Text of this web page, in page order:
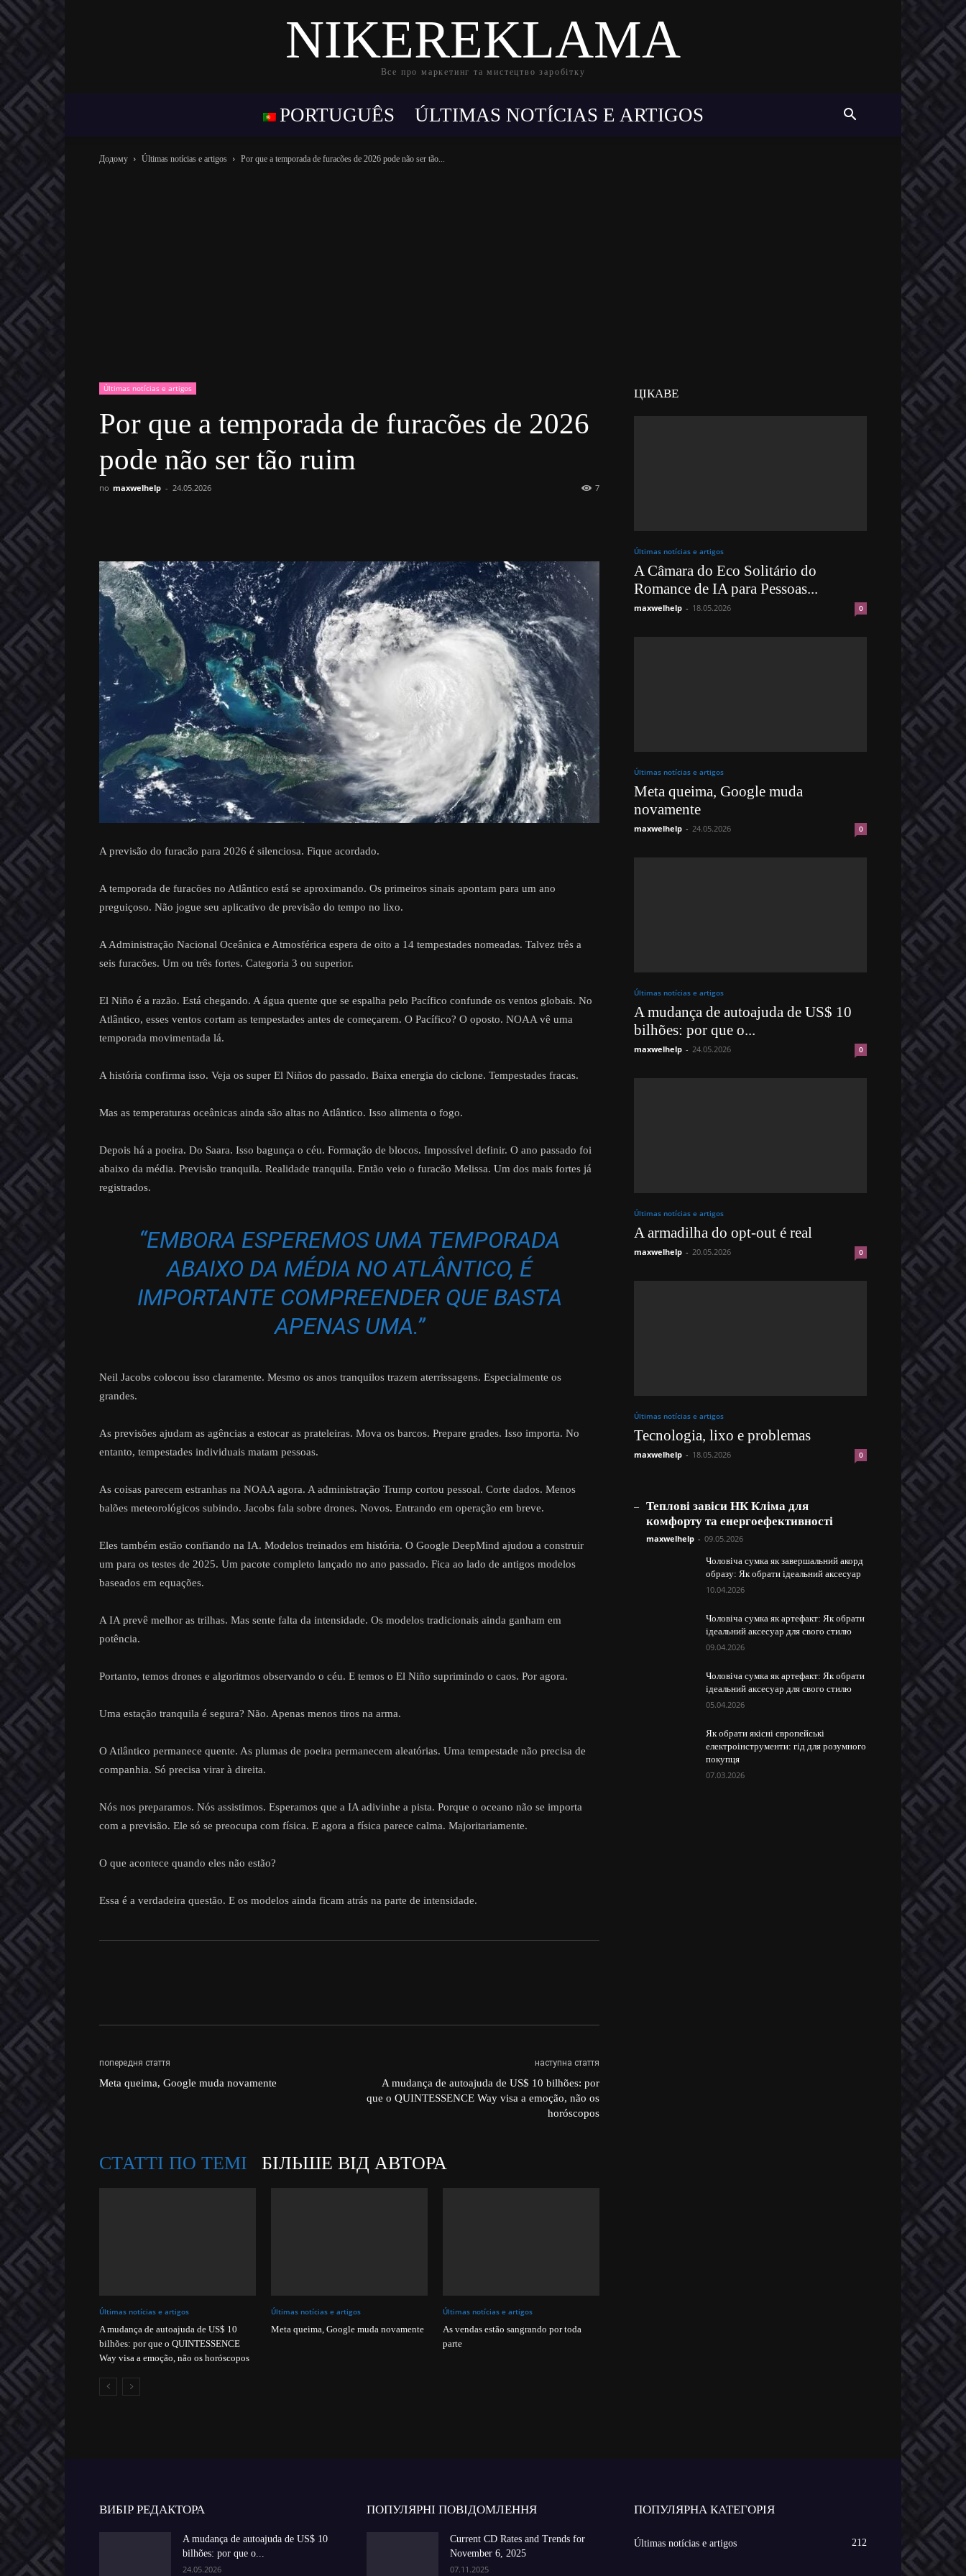
NIKEREKLAMA
Все про маркетинг та мистецтво заробітку
PORTUGUÊS ÚLTIMAS NOTÍCIAS E ARTIGOS
Додому Últimas notícias e artigos Por que a temporada de furacões de 2026 pode não ser tão...
Últimas notícias e artigos
Por que a temporada de furacões de 2026
pode não ser tão ruim
по maxwelhelp - 24.05.2026 7
A previsão do furacão para 2026 é silenciosa. Fique acordado.
A temporada de furacões no Atlântico está se aproximando. Os primeiros sinais apontam para um ano
preguiçoso. Não jogue seu aplicativo de previsão do tempo no lixo.
A Administração Nacional Oceânica e Atmosférica espera de oito a 14 tempestades nomeadas. Talvez três a
seis furacões. Um ou três fortes. Categoria 3 ou superior.
El Niño é a razão. Está chegando. A água quente que se espalha pelo Pacífico confunde os ventos globais. No
Atlântico, esses ventos cortam as tempestades antes de começarem. O Pacífico? O oposto. NOAA vê uma
temporada movimentada lá.
A história confirma isso. Veja os super El Niños do passado. Baixa energia do ciclone. Tempestades fracas.
Mas as temperaturas oceânicas ainda são altas no Atlântico. Isso alimenta o fogo.
Depois há a poeira. Do Saara. Isso bagunça o céu. Formação de blocos. Impossível definir. O ano passado foi
abaixo da média. Previsão tranquila. Realidade tranquila. Então veio o furacão Melissa. Um dos mais fortes já
registrados.
“EMBORA ESPEREMOS UMA TEMPORADA
ABAIXO DA MÉDIA NO ATLÂNTICO, É
IMPORTANTE COMPREENDER QUE BASTA
APENAS UMA.”
Neil Jacobs colocou isso claramente. Mesmo os anos tranquilos trazem aterrissagens. Especialmente os
grandes.
As previsões ajudam as agências a estocar as prateleiras. Mova os barcos. Prepare grades. Isso importa. No
entanto, tempestades individuais matam pessoas.
As coisas parecem estranhas na NOAA agora. A administração Trump cortou pessoal. Corte dados. Menos
balões meteorológicos subindo. Jacobs fala sobre drones. Novos. Entrando em operação em breve.
Eles também estão confiando na IA. Modelos treinados em história. O Google DeepMind ajudou a construir
um para os testes de 2025. Um pacote completo lançado no ano passado. Fica ao lado de antigos modelos
baseados em equações.
A IA prevê melhor as trilhas. Mas sente falta da intensidade. Os modelos tradicionais ainda ganham em
potência.
Portanto, temos drones e algoritmos observando o céu. E temos o El Niño suprimindo o caos. Por agora.
Uma estação tranquila é segura? Não. Apenas menos tiros na arma.
O Atlântico permanece quente. As plumas de poeira permanecem aleatórias. Uma tempestade não precisa de
companhia. Só precisa virar à direita.
Nós nos preparamos. Nós assistimos. Esperamos que a IA adivinhe a pista. Porque o oceano não se importa
com a previsão. Ele só se preocupa com física. E agora a física parece calma. Majoritariamente.
O que acontece quando eles não estão?
Essa é a verdadeira questão. E os modelos ainda ficam atrás na parte de intensidade.
попередня стаття
Meta queima, Google muda novamente
наступна стаття
A mudança de autoajuda de US$ 10 bilhões: por
que o QUINTESSENCE Way visa a emoção, não os
horóscopos
СТАТТІ ПО ТЕМІ БІЛЬШЕ ВІД АВТОРА
Últimas notícias e artigos
A mudança de autoajuda de US$ 10
bilhões: por que o QUINTESSENCE
Way visa a emoção, não os horóscopos
Últimas notícias e artigos
Meta queima, Google muda novamente
Últimas notícias e artigos
As vendas estão sangrando por toda
parte
ЦІКАВЕ
Últimas notícias e artigos
A Câmara do Eco Solitário do
Romance de IA para Pessoas...
maxwelhelp - 18.05.2026 0
Últimas notícias e artigos
Meta queima, Google muda
novamente
maxwelhelp - 24.05.2026 0
Últimas notícias e artigos
A mudança de autoajuda de US$ 10
bilhões: por que o...
maxwelhelp - 24.05.2026 0
Últimas notícias e artigos
A armadilha do opt-out é real
maxwelhelp - 20.05.2026 0
Últimas notícias e artigos
Tecnologia, lixo e problemas
maxwelhelp - 18.05.2026 0
Теплові завіси НК Кліма для
комфорту та енергоефективності
maxwelhelp - 09.05.2026
Чоловіча сумка як завершальний акорд
образу: Як обрати ідеальний аксесуар
10.04.2026
Чоловіча сумка як артефакт: Як обрати
ідеальний аксесуар для свого стилю
09.04.2026
Чоловіча сумка як артефакт: Як обрати
ідеальний аксесуар для свого стилю
05.04.2026
Як обрати якісні європейські
електроінструменти: гід для розумного
покупця
07.03.2026
ВИБІР РЕДАКТОРА
A mudança de autoajuda de US$ 10
bilhões: por que o...
24.05.2026
ПОПУЛЯРНІ ПОВІДОМЛЕННЯ
Current CD Rates and Trends for
November 6, 2025
07.11.2025
ПОПУЛЯРНА КАТЕГОРІЯ
Últimas notícias e artigos 212